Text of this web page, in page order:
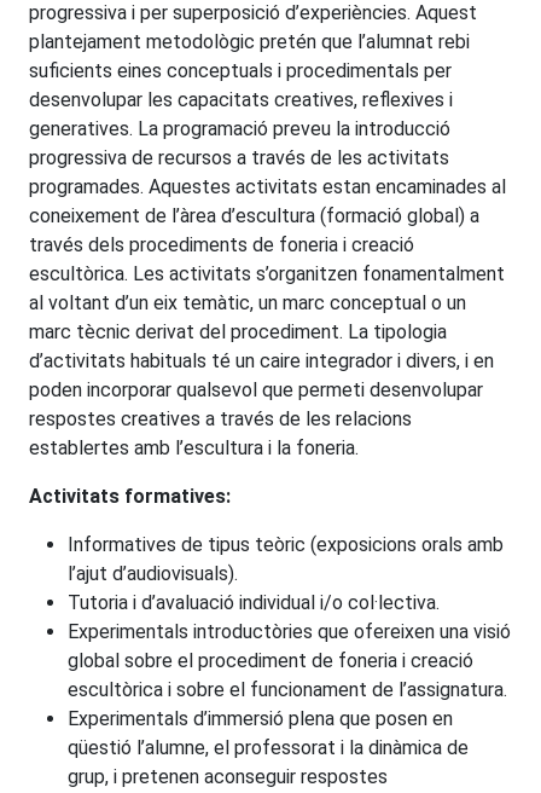
progressiva i per superposició d’experiències. Aquest
plantejament metodològic pretén que l’alumnat rebi
suficients eines conceptuals i procedimentals per
desenvolupar les capacitats creatives, reflexives i
generatives. La programació preveu la introducció
progressiva de recursos a través de les activitats
programades. Aquestes activitats estan encaminades al
coneixement de l’àrea d’escultura (formació global) a
través dels procediments de foneria i creació
escultòrica. Les activitats s’organitzen fonamentalment
al voltant d’un eix temàtic, un marc conceptual o un
marc tècnic derivat del procediment. La tipologia
d’activitats habituals té un caire integrador i divers, i en
poden incorporar qualsevol que permeti desenvolupar
respostes creatives a través de les relacions
establertes amb l’escultura i la foneria.
Activitats formatives:
Informatives de tipus teòric (exposicions orals amb
l’ajut d’audiovisuals).
Tutoria i d’avaluació individual i/o col·lectiva.
Experimentals introductòries que ofereixen una visió
global sobre el procediment de foneria i creació
escultòrica i sobre el funcionament de l’assignatura.
Experimentals d’immersió plena que posen en
qüestió l’alumne, el professorat i la dinàmica de
grup, i pretenen aconseguir respostes